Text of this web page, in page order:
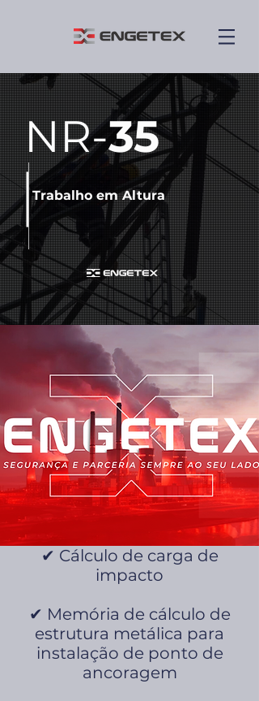
NR-35
Trabalho em Altura
✔ Cálculo de carga de
impacto
✔ Memória de cálculo de
estrutura metálica para
instalação de ponto de
ancoragem